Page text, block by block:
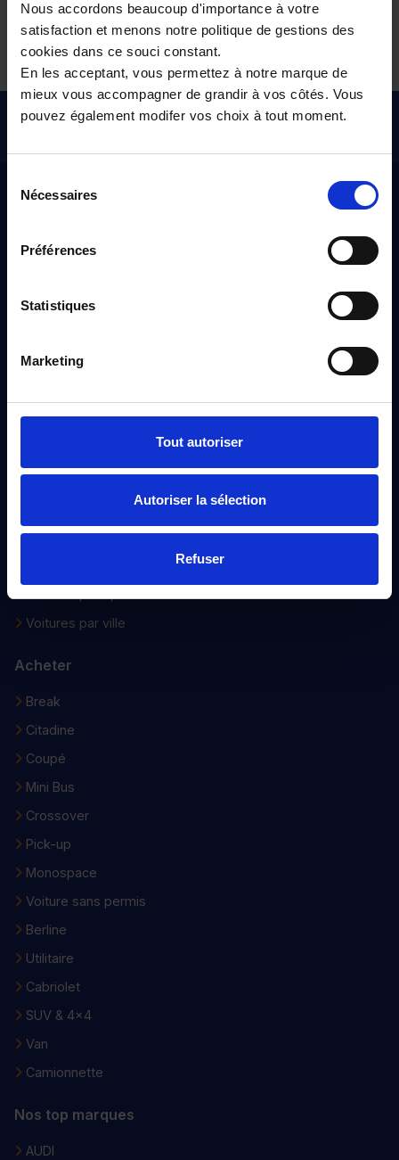
Nous accordons beaucoup d'importance à votre
satisfaction et menons notre politique de gestions des
cookies dans ce souci constant.
En les acceptant, vous permettez à notre marque de
mieux vous accompagner de grandir à vos côtés. Vous
pouvez également modifer vos choix à tout moment.
Nécessaires
Préférences
Statistiques
Marketing
Tout autoriser
Autoriser la sélection
Refuser
Tous nos véhicules d’occasion
Pour les trajets courts, privilégiez la marche ou le vélo
À propos
Nos engagements
Devenir distributeur
Voiture d’occasion
Nouveautés
Voitures faible km
Voitures par ville
Acheter
Break
Citadine
Coupé
Mini Bus
Crossover
Pick-up
Monospace
Voiture sans permis
Berline
Utilitaire
Cabriolet
SUV & 4x4
Van
Camionnette
Nos top marques
AUDI